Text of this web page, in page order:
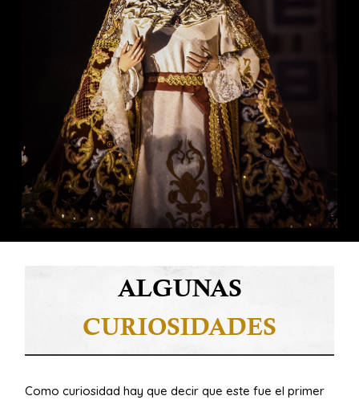
ALGUNAS
CURIOSIDADES
Como curiosidad hay que decir que este fue el primer